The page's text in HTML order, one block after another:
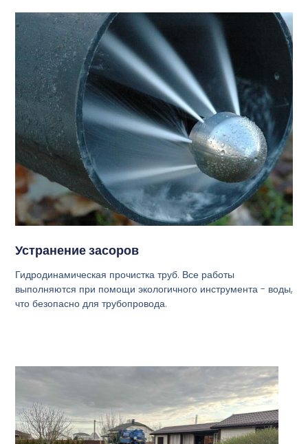
Устранение засоров
Гидродинамическая прочистка труб. Все работы
выполняются при помощи экологичного инструмента - воды,
что безопасно для трубопровода.